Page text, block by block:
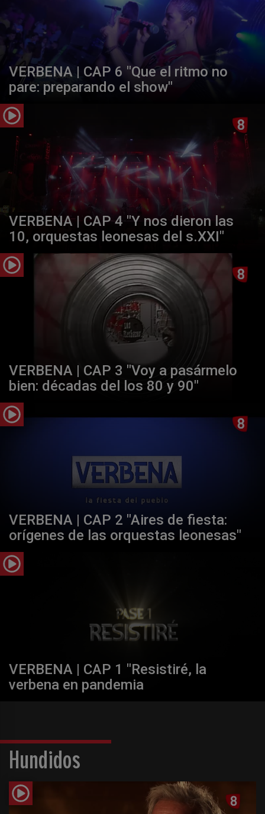
VERBENA | CAP 6 "Que el ritmo no
pare: preparando el show"
VERBENA | CAP 4 "Y nos dieron las
10, orquestas leonesas del s.XXI"
VERBENA | CAP 3 "Voy a pasármelo
bien: décadas del los 80 y 90"
VERBENA | CAP 2 "Aires de fiesta:
orígenes de las orquestas leonesas"
VERBENA | CAP 1 "Resistiré, la
verbena en pandemia
Hundidos